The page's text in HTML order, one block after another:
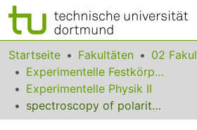
Bereiche & Sammlungen
Das gesamte Repositorium
Statistiken
Startseite Fakultäten
02
Experimentelle Festkörperphysik
Experimentelle Physik II
spectroscopy of polaritonic excitations in semiconductors